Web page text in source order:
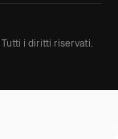
Tutti i diritti riservati.